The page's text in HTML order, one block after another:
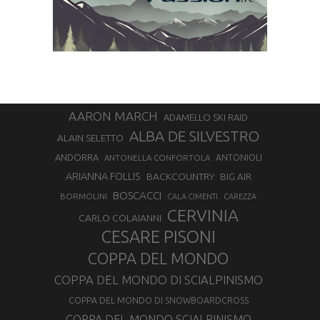
AARON MARCH ADAMELLO SKI RAID
ALAIN SELETTO ALBA DE SILVESTRO
ANDORRA ANTONELLA CONFORTOLA ANTONIOLI
ARIANNA FOLLIS BACKCOUNTRY BIG AIR
BORMOLINI BOSCACCI CALA CIMENTI CAREZZA
CARLO COLAIANNI CERVINIA
CESARE PISONI
COPPA DEL MONDO
COPPA DEL MONDO DI SCIALPINISMO
COPPA DEL MONDO DI SNOWBOARDCROSS